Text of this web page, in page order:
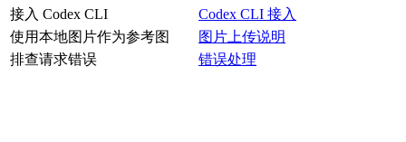
接入 Codex CLI
Codex CLI 接入
使用本地图片作为参考图
图片上传说明
排查请求错误
错误处理